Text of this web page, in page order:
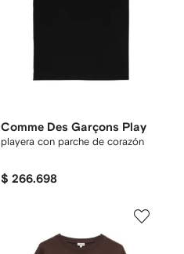
Comme Des Garçons Play
playera con parche de corazón
$ 266.698